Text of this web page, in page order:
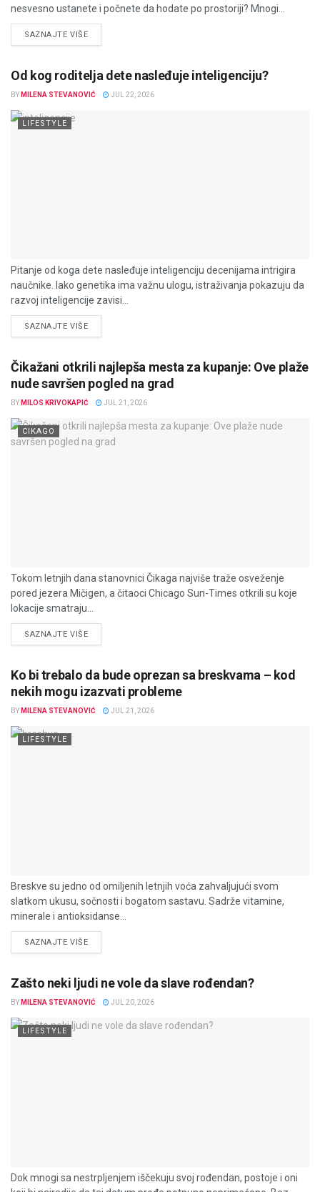
nesvesno ustanete i počnete da hodate po prostoriji? Mnogi...
SAZNAJTE VIŠEDETAILS
Od kog roditelja dete nasleđuje inteligenciju?
BY MILENA STEVANOVIĆ JUL 22, 2026
LIFESTYLE
Pitanje od koga dete nasleđuje inteligenciju decenijama intrigira
naučnike. Iako genetika ima važnu ulogu, istraživanja pokazuju da
razvoj inteligencije zavisi...
SAZNAJTE VIŠEDETAILS
Čikažani otkrili najlepša mesta za kupanje: Ove plaže
nude savršen pogled na grad
BY MILOS KRIVOKAPIĆ JUL 21, 2026
CIKAGO
Tokom letnjih dana stanovnici Čikaga najviše traže osveženje
pored jezera Mičigen, a čitaoci Chicago Sun-Times otkrili su koje
lokacije smatraju...
SAZNAJTE VIŠEDETAILS
Ko bi trebalo da bude oprezan sa breskvama – kod
nekih mogu izazvati probleme
BY MILENA STEVANOVIĆ JUL 21, 2026
LIFESTYLE
Breskve su jedno od omiljenih letnjih voća zahvaljujući svom
slatkom ukusu, sočnosti i bogatom sastavu. Sadrže vitamine,
minerale i antioksidanse...
SAZNAJTE VIŠEDETAILS
Zašto neki ljudi ne vole da slave rođendan?
BY MILENA STEVANOVIĆ JUL 20, 2026
LIFESTYLE
Dok mnogi sa nestrpljenjem iščekuju svoj rođendan, postoje i oni